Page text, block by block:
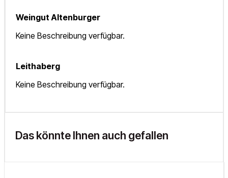
Weingut Altenburger
Keine Beschreibung verfügbar.
Leithaberg
Keine Beschreibung verfügbar.
Das könnte Ihnen auch gefallen